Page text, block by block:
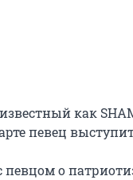
как
певец
о